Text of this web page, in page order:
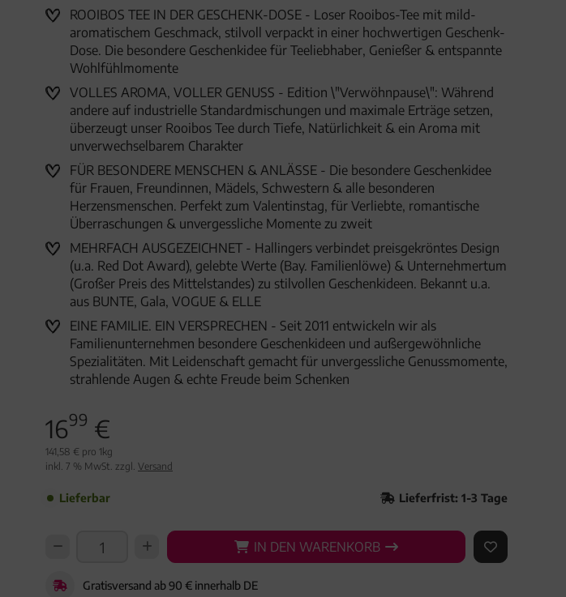
"Verwöhnpause" (120g, Pre
ROOIBOS TEE IN DER GESCHENK-DOSE - Loser Rooibos-Tee mit mild-
aromatischem Geschmack, stilvoll verpackt in einer hochwertigen Geschenk-
Dose. Die besondere Geschenkidee für Teeliebhaber, Genießer & entspannte
Wohlfühlmomente
VOLLES AROMA, VOLLER GENUSS - Edition \"Verwöhnpause\": Während
andere auf industrielle Standardmischungen und maximale Erträge setzen,
überzeugt unser Rooibos Tee durch Tiefe, Natürlichkeit & ein Aroma mit
unverwechselbarem Charakter
FÜR BESONDERE MENSCHEN & ANLÄSSE - Die besondere Geschenkidee
für Frauen, Freundinnen, Mädels, Schwestern & alle besonderen
Herzensmenschen. Perfekt zum Valentinstag, für Verliebte, romantische
Überraschungen & unvergessliche Momente zu zweit
MEHRFACH AUSGEZEICHNET - Hallingers verbindet preisgekröntes Design
(u.a. Red Dot Award), gelebte Werte (Bay. Familienlöwe) & Unternehmertum
(Großer Preis des Mittelstandes) zu stilvollen Geschenkideen. Bekannt u.a.
aus BUNTE, Gala, VOGUE & ELLE
EINE FAMILIE. EIN VERSPRECHEN - Seit 2011 entwickeln wir als
Familienunternehmen besondere Geschenkideen und außergewöhnliche
Spezialitäten. Mit Leidenschaft gemacht für unvergessliche Genussmomente,
strahlende Augen & echte Freude beim Schenken
1699 €
141,58 € pro 1kg
inkl. 7 % MwSt. zzgl. Versand
Lieferbar Lieferfrist: 1-3 Tage
IN DEN WARENKORB
IN DEN WARENKORB AUF DEN
Gratisversand ab 90 € innerhalb DE